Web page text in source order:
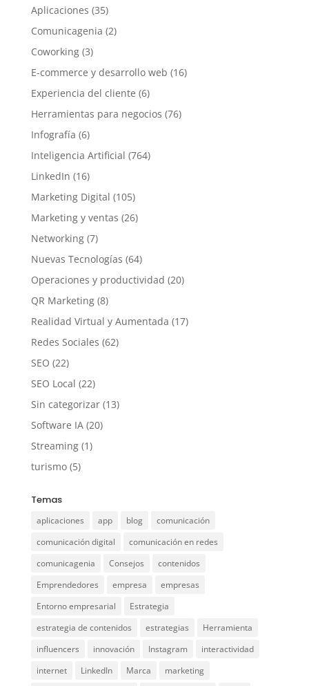
Aplicaciones (35)
Comunicagenia (2)
Coworking(3)
E-commerce y desarrollo web (16)
Experiencia del cliente (6)
Herramientas para negocios (76)
Infografía (6)
Inteligencia Artificial (764)
LinkedIn (16)
Marketing Digital (105)
Marketing y ventas (26)
Networking(7)
Nuevas Tecnologías (64)
Operaciones y productividad (20)
QR Marketing(8)
Realidad Virtual y Aumentada (17)
Redes Sociales (62)
SEO (22)
SEO Local (22)
Sin categorizar(13)
Software IA(20)
Streaming(1)
turismo(5)
Temas
aplicaciones app blog
comunicación
comunicación digital
comunicación en redes
comunicagenia
Consejos
contenidos
Emprendedores
empresa
empresas
Entorno empresarial
Estrategia
estrategia de contenidos
estrategias
Herramienta
influencers
innovación Instagram
interactividad
internet
LinkedIn Marca marketing